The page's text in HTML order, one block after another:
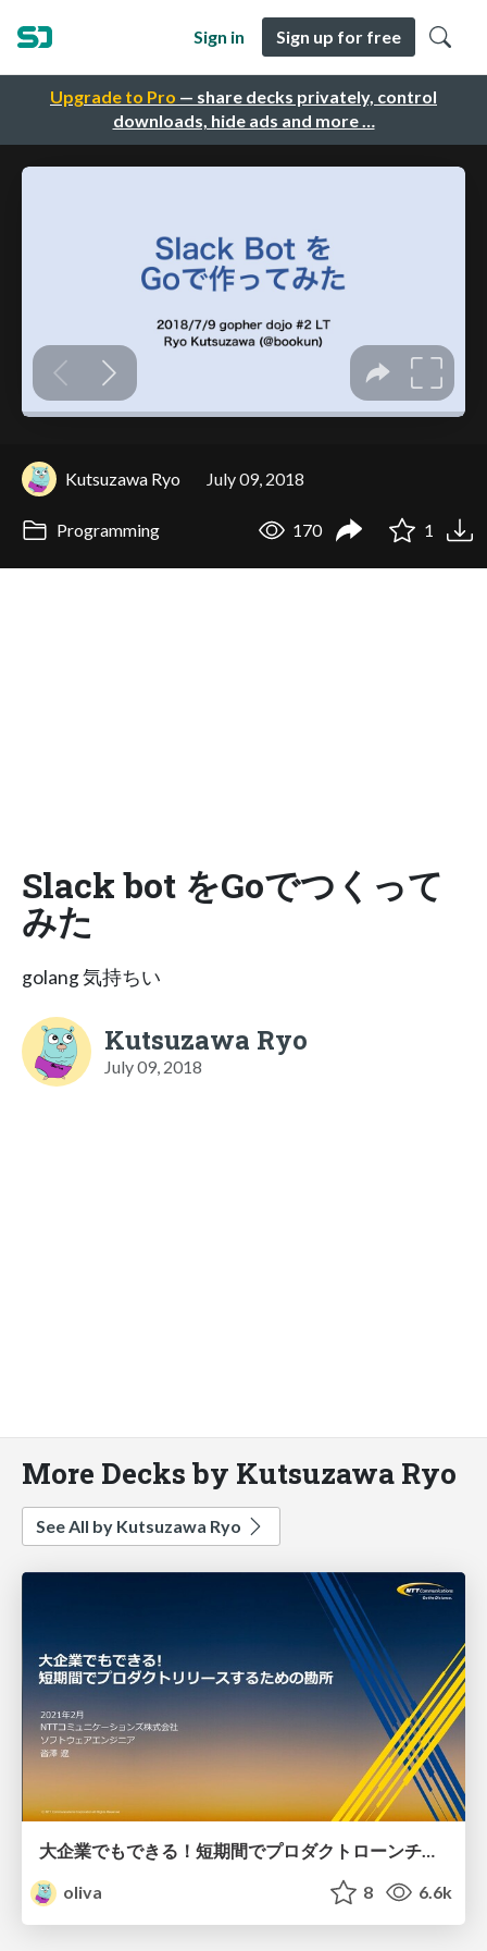
Upgrade to Pro — share decks privately, control
downloads, hide ads and more …
Sign in Sign up for free
Kutsuzawa Ryo July 09, 2018
Programming 170 1
Slack bot をGoでつくって
みた
golang 気持ちい
Kutsuzawa Ryo
July 09, 2018
More Decks by Kutsuzawa Ryo
See All by Kutsuzawa Ryo
大企業でもできる！短期間でプロダクトローンチするための勘所
oliva
8 6.6k